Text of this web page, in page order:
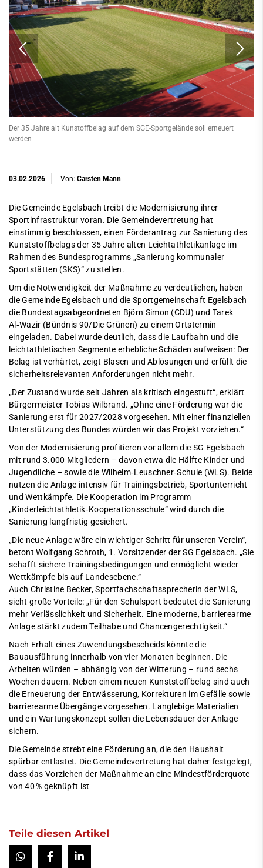
Der 35 Jahre alt Kunstoffbelag auf dem SGE-Sportgelände soll erneuert
werden
03.02.2026 Von: Carsten Mann
Die Gemeinde Egelsbach treibt die Modernisierung ihrer
Sportinfrastruktur voran. Die Gemeindevertretung hat
einstimmig beschlossen, einen Förderantrag zur Sanierung des
Kunststoffbelags der 35 Jahre alten Leichtathletikanlage im
Rahmen des Bundesprogramms „Sanierung kommunaler
Sportstätten (SKS)“ zu stellen.
Um die Notwendigkeit der Maßnahme zu verdeutlichen, haben
die Gemeinde Egelsbach und die Sportgemeinschaft Egelsbach
die Bundestagsabgeordneten Björn Simon (CDU) und Tarek
Al‑Wazir (Bündnis 90/Die Grünen) zu einem Ortstermin
eingeladen. Dabei wurde deutlich, dass die Laufbahn und die
leichtathletischen Segmente erhebliche Schäden aufweisen: Der
Belag ist verhärtet, zeigt Blasen und Ablösungen und erfüllt die
sicherheitsrelevanten Anforderungen nicht mehr.
„Der Zustand wurde seit Jahren als kritisch eingestuft“, erklärt
Bürgermeister Tobias Wilbrand. „Ohne eine Förderung war die
Sanierung erst für 2027/2028 vorgesehen. Mit einer finanziellen
Unterstützung des Bundes würden wir das Projekt vorziehen.“
Von der Modernisierung profitieren vor allem die SG Egelsbach
mit rund 3.000 Mitgliedern – davon etwa die Hälfte Kinder und
Jugendliche – sowie die Wilhelm‑Leuschner‑Schule (WLS). Beide
nutzen die Anlage intensiv für Trainingsbetrieb, Sportunterricht
und Wettkämpfe. Die Kooperation im Programm
„Kinderleichtathletik‑Kooperationsschule“ wird durch die
Sanierung langfristig gesichert.
„Die neue Anlage wäre ein wichtiger Schritt für unseren Verein“,
betont Wolfgang Schroth, 1. Vorsitzender der SG Egelsbach. „Sie
schafft sichere Trainingsbedingungen und ermöglicht wieder
Wettkämpfe bis auf Landesebene.“
Auch Christine Becker, Sportfachschaftssprecherin der WLS,
sieht große Vorteile: „Für den Schulsport bedeutet die Sanierung
mehr Verlässlichkeit und Sicherheit. Eine moderne, barrierearme
Anlage stärkt zudem Teilhabe und Chancengerechtigkeit.“
Nach Erhalt eines Zuwendungsbescheids könnte die
Bauausführung innerhalb von vier Monaten beginnen. Die
Arbeiten würden – abhängig von der Witterung – rund sechs
Wochen dauern. Neben einem neuen Kunststoffbelag sind auch
die Erneuerung der Entwässerung, Korrekturen im Gefälle sowie
barrierearme Übergänge vorgesehen. Langlebige Materialien
und ein Wartungskonzept sollen die Lebensdauer der Anlage
sichern.
Die Gemeinde strebt eine Förderung an, die den Haushalt
spürbar entlastet. Die Gemeindevertretung hat daher festgelegt,
dass das Vorziehen der Maßnahme an eine Mindestförderquote
von 40 % geknüpft ist
Teile diesen Artikel